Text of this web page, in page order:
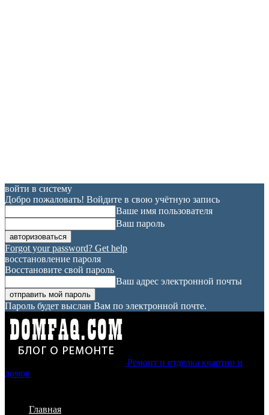
войти в систему
Добро пожаловать! Войдите в свою учётную запись
Ваше имя пользователя
Ваш пароль
Forgot your password? Get help
восстановление пароля
Восстановите свой пароль
Ваш адрес электронной почты
Пароль будет выслан Вам по электронной почте.
Ремонт и отделка квартир и
домов
Главная